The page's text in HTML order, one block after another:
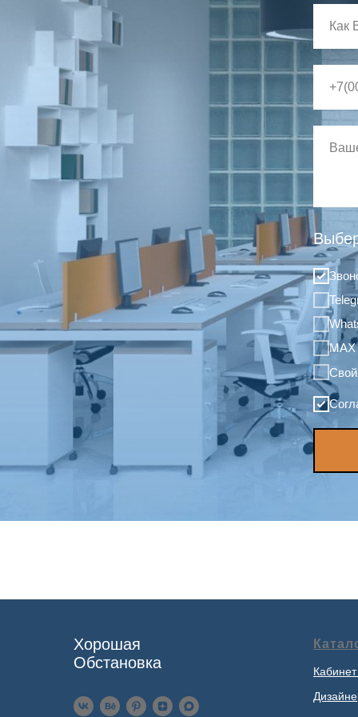
MAX
Свой
Хорошая
Обстановка